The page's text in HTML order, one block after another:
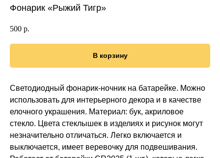
Фонарик «Рыжий Тигр»
500 р.
В корзину
Светодиодный фонарик-ночник на батарейке. Можно
использовать для интерьерного декора и в качестве
елочного украшения. Материал: бук, акриловое
стекло. Цвета стеклышек в изделиях и рисунок могут
незначительно отличаться. Легко включается и
выключается, имеет веревочку для подвешивания.